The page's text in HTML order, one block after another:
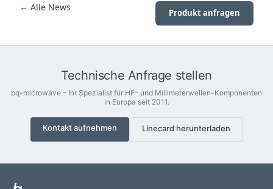
← Alle News Produkt anfragen
Technische Anfrage stellen
bq-microwave – Ihr Spezialist für HF- und Millimeterwellen-Komponenten
in Europa seit 2011.
Kontakt aufnehmen Linecard herunterladen